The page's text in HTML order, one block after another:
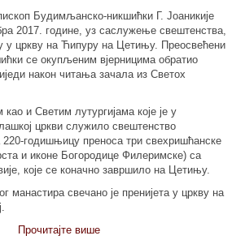
Будимљанско-никшићки Г. Јоаникије
2017. године, уз саслужење свештенства,
у цркву на Ћипуру на Цетињу. Преосвећени
се окупљеним вјерницима обратио
након читања зачала из Светох
и Светим лутургијама које је у
цркви служило свештенство
220-годишњицу преноса три свехришћанске
и иконе Богородице Филеримске) са
које се коначно завршило на Цетињу.
манастира свечано је пренијета у цркву на
Прочитајте више